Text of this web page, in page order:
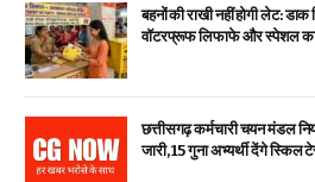
बहनों की राखी नहीं होगी लेट:
वॉटरप्रूफ लिफाफे और स्पेशल
छत्तीसगढ़ कर्मचारी चयन मंडल
जारी, 15 गुना अभ्यर्थी देंगे स्किल